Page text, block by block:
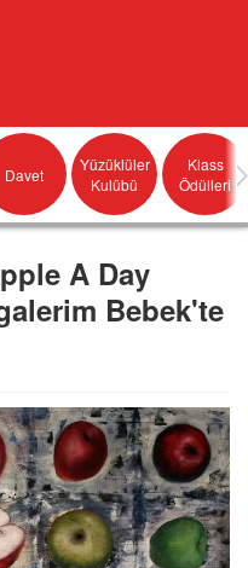
Davet
Yüzüklüler
Kulübü
Klass
Ödülleri
A Day
Bebek'te